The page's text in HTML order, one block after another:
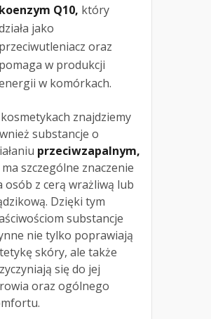
koenzym Q10, który
jako
przeciwutleniacz oraz
pomaga w produkcji
w komórkach.
znajdziemy
substancje o
przeciwzapalnym,
szczególne znaczenie
osób z cerą wrażliwą lub
Dzięki tym
substancje
nie tylko poprawiają
skóry, ale także
się do jej
oraz ogólnego